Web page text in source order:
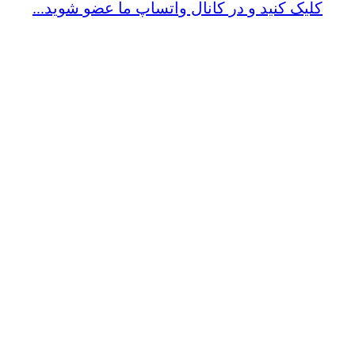
کلیک کنید و در کانال واتساپ ما عضو شوید...